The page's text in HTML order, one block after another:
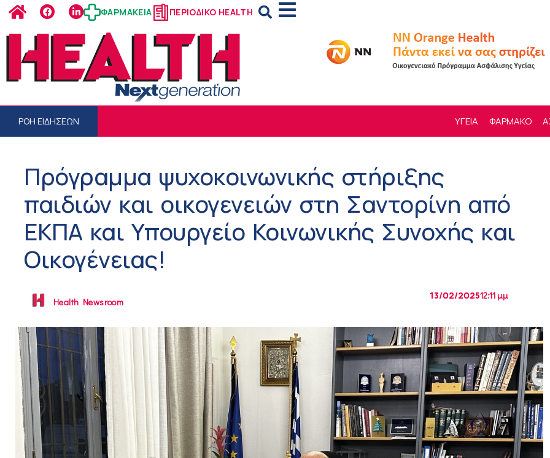
ΦΑΡΜΑΚΕΙΑ ΠΕΡΙΟΔΙΚΟ HEALTH
ΡΟΗ ΕΙΔΗΣΕΩΝ ΥΓΕΙΑ ΦΑΡΜΑΚΟ
Πρόγραμμα ψυχοκοινωνικής στήριξης
παιδιών και οικογενειών στη Σαντορίνη από
ΕΚΠΑ και Υπουργείο Κοινωνικής Συνοχής και
Οικογένειας!
Health Newsroom
13/02/202512:11 μμ